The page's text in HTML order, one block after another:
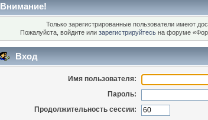
Внимание!
Только зарегистрированные пользователи имеют
Пожалуйста, войдите или зарегистрируйтесьна форуме
Вход
Имя пользователя:
Пароль:
Продолжительность сессии: